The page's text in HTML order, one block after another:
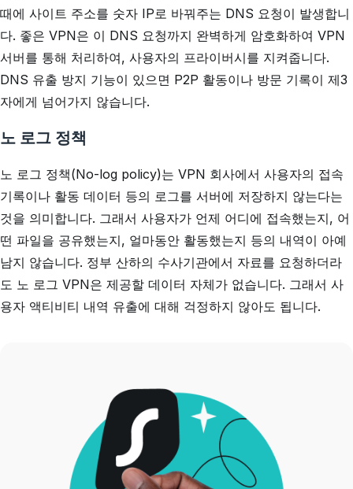
때에 사이트 주소를 숫자 IP로 바꿔주는 DNS 요청이 발생합니
다. 좋은 VPN은 이 DNS 요청까지 완벽하게 암호화하여 VPN
서버를 통해 처리하여, 사용자의 프라이버시를 지켜줍니다.
DNS 유출 방지 기능이 있으면 P2P 활동이나 방문 기록이 제3
자에게 넘어가지 않습니다.
노 로그 정책
노 로그 정책(No-log policy)는 VPN 회사에서 사용자의 접속
기록이나 활동 데이터 등의 로그를 서버에 저장하지 않는다는
것을 의미합니다. 그래서 사용자가 언제 어디에 접속했는지, 어
떤 파일을 공유했는지, 얼마동안 활동했는지 등의 내역이 아예
남지 않습니다. 정부 산하의 수사기관에서 자료를 요청하더라
도 노 로그 VPN은 제공할 데이터 자체가 없습니다. 그래서 사
용자 액티비티 내역 유출에 대해 걱정하지 않아도 됩니다.